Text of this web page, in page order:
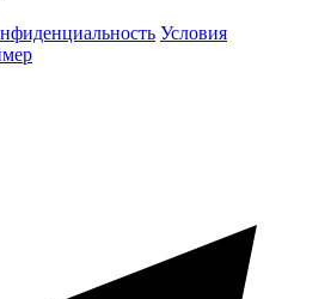
Условия